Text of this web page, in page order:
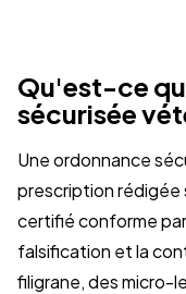
Qu'est-ce
sécurisée
Une ordonnance
prescription rédigée
certifié conforme
falsification et la
filigrane, des micro-